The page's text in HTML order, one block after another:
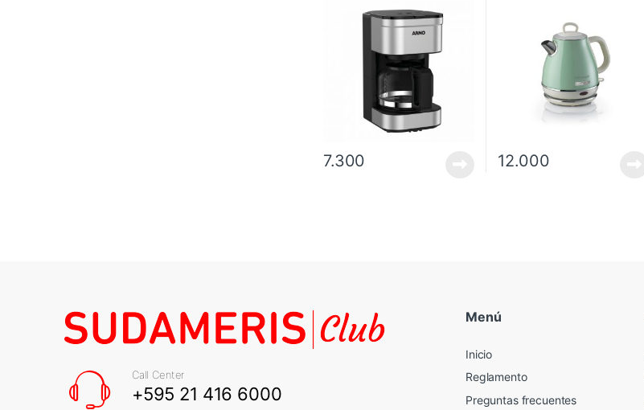
7.300 12.000
Call Center
+595 21 416 6000
Menú
Inicio
Reglamento
Preguntas frecuentes